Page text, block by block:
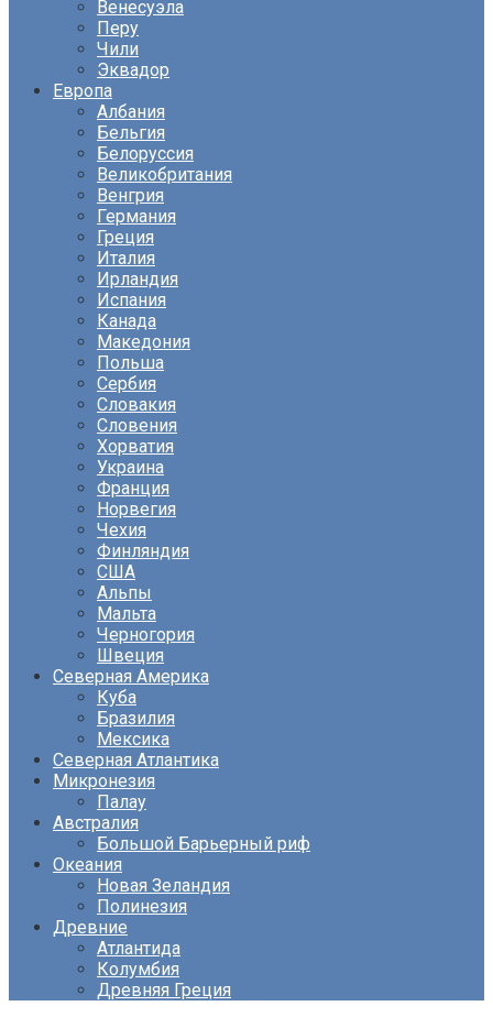
Венесуэла
Перу
Чили
Эквадор
Европа
Албания
Бельгия
Белоруссия
Великобритания
Венгрия
Германия
Греция
Италия
Ирландия
Испания
Канада
Македония
Польша
Сербия
Словакия
Словения
Хорватия
Украина
Франция
Норвегия
Чехия
Финляндия
США
Альпы
Мальта
Черногория
Швеция
Северная Америка
Куба
Бразилия
Мексика
Северная Атлантика
Микронезия
Палау
Австралия
Большой Барьерный риф
Океания
Новая Зеландия
Полинезия
Древние
Атлантида
Колумбия
Древняя Греция